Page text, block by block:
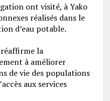
ont visité, à Yako
réalisés dans le
d’eau potable.
la
à améliorer
de vie des populations
aux services